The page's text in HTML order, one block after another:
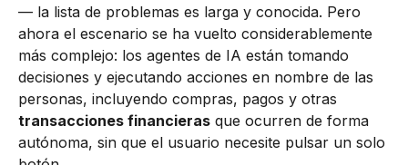
— la lista de problemas es larga y conocida. Pero
ahora el escenario se ha vuelto considerablemente
más complejo: los agentes de IA están tomando
decisiones y ejecutando acciones en nombre de las
personas, incluyendo compras, pagos y otras
transacciones financieras que ocurren de forma
autónoma, sin que el usuario necesite pulsar un solo